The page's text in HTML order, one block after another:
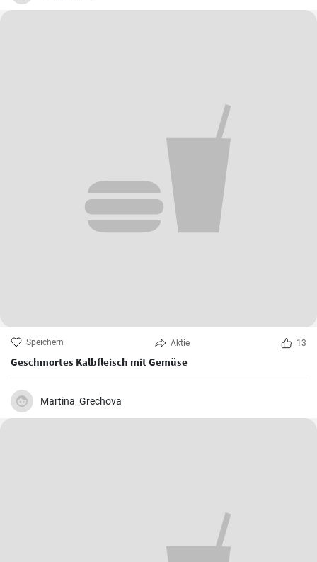
Speichern Aktie 13
Geschmortes Kalbfleisch mit Gemüse
Martina_Grechova